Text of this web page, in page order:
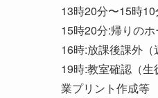
13時20分〜15時
15時20分:帰りの
16時:放課後課外
19時:教室確認（
業プリント作成等